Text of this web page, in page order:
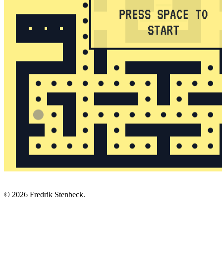
© 2026 Fredrik Stenbeck.